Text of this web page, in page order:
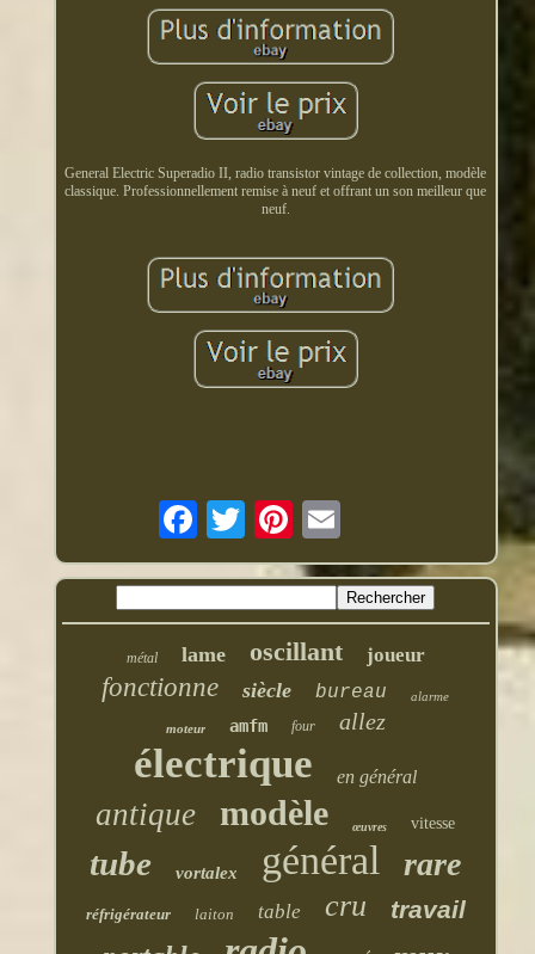
General Electric Superadio II, radio transistor vintage de collection, modèle
classique. Professionnellement remise à neuf et offrant un son meilleur que
neuf.
métal lame oscillant joueur
fonctionne siècle bureau alarme
moteur amfm four allez
électrique en général
antique modèle œuvres vitesse
tube vortalex général rare
réfrigérateur laiton table cru travail